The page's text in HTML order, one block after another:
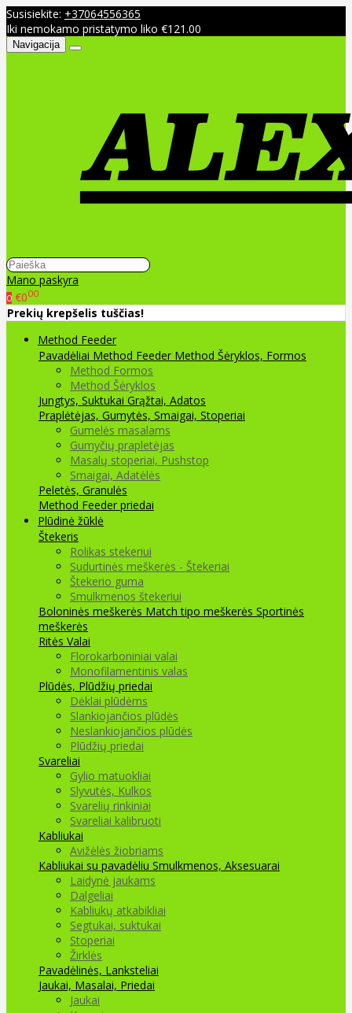
Susisiekite: +37064556365
Iki nemokamo pristatymo liko €121.00
Navigacija
Mano paskyra
0 €000
Prekių krepšelis tuščias!
Method Feeder
Pavadėliai Method Feeder Method Šėryklos, Formos
Method Formos
Method Šėryklos
Jungtys, Suktukai Grąžtai, Adatos
Praplėtėjas, Gumytės, Smaigai, Stoperiai
Gumelės masalams
Gumyčių prapletėjas
Masalų stoperiai, Pushstop
Smaigai, Adatėlės
Peletės, Granulės
Method Feeder priedai
Plūdinė žūklė
Štekeris
Rolikas stekeriui
Sudurtinės meškerės - Štekeriai
Štekerio guma
Smulkmenos štekeriui
Boloninės meškerės Match tipo meškerės Sportinės
meškerės
Ritės Valai
Florokarboniniai valai
Monofilamentinis valas
Plūdės, Plūdžių priedai
Dėklai plūdėms
Slankiojančios plūdės
Neslankiojančios plūdės
Plūdžių priedai
Svareliai
Gylio matuokliai
Slyvutės, Kulkos
Svarelių rinkiniai
Svareliai kalibruoti
Kabliukai
Avižėlės žiobriams
Kabliukai su pavadėliu Smulkmenos, Aksesuarai
Laidynė jaukams
Dalgeliai
Kabliukų atkabikliai
Segtukai, suktukai
Stoperiai
Žirklės
Pavadėlinės, Lanksteliai
Jaukai, Masalai, Priedai
Jaukai